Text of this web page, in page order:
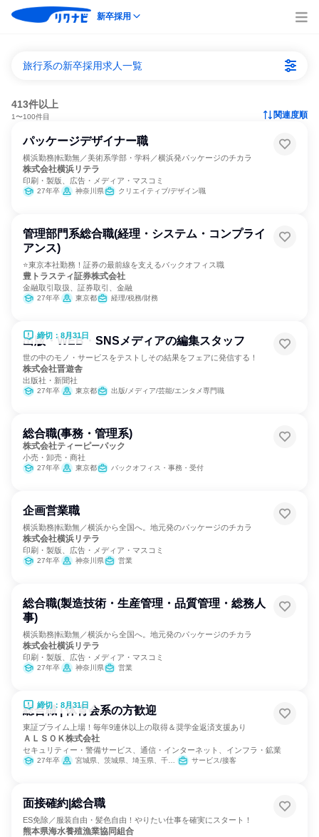
新卒採用
旅行系の新卒採用求人一覧
413件以上
1〜100件目 関連度順
パッケージデザイナー職
横浜勤務|転勤無／美術系学部・学科／横浜発パッケージのチカラ
株式会社横浜リテラ
印刷・製版、広告・メディア・マスコミ
27年卒 神奈川県 クリエイティブ/デザイン職
管理部門系総合職(経理・システム・コンプライ
アンス)
⭐東京本社勤務！証券の最前線を支えるバックオフィス職
豊トラスティ証券株式会社
金融取引取扱、証券取引、金融
27年卒 東京都 経理/税務/財務
締切：8月31日
出版・WEB・SNSメディアの編集スタッフ
世の中のモノ・サービスをテストしその結果をフェアに発信する！
株式会社晋遊舎
出版社・新聞社
27年卒 東京都 出版/メディア/芸能/エンタメ専門職
総合職(事務・管理系)
株式会社ティーピーパック
小売・卸売・商社
27年卒 東京都 バックオフィス・事務・受付
企画営業職
横浜勤務|転勤無／横浜から全国へ。地元発のパッケージのチカラ
株式会社横浜リテラ
印刷・製版、広告・メディア・マスコミ
27年卒 神奈川県 営業
総合職(製造技術・生産管理・品質管理・総務人
事)
横浜勤務|転勤無／横浜から全国へ。地元発のパッケージのチカラ
株式会社横浜リテラ
印刷・製版、広告・メディア・マスコミ
27年卒 神奈川県 営業
締切：8月31日
総合職 | 体育会系の方歓迎
東証プライム上場！毎年9連休以上の取得＆奨学金返済支援あり
ＡＬＳＯＫ株式会社
セキュリティー・警備サービス、通信・インターネット、インフラ・鉱業
27年卒 宮城県、茨城県、埼玉県、千葉県、東京都、神奈川県、山梨県、長野県、静岡県、愛知県、滋賀県、京都府、大阪府、兵庫県、奈良県、和歌山県、岡山県、山口県、徳島県、香川県、高知県、福岡県、熊本県、大分県 サービス/接客
面接確約|総合職
ES免除／服装自由・髪色自由！やりたい仕事を確実にスタート！
熊本県海水養殖漁業協同組合